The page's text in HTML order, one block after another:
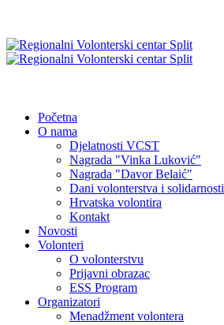
Početna
O nama
Djelatnosti VCST
Nagrada "Vinka Luković"
Nagrada "Davor Belaić"
Dani volonterstva i solidarnosti
Hrvatska volontira
Kontakt
Novosti
Volonteri
O volonterstvu
Prijavni obrazac
ESS Program
Organizatori
Menadžment volontera